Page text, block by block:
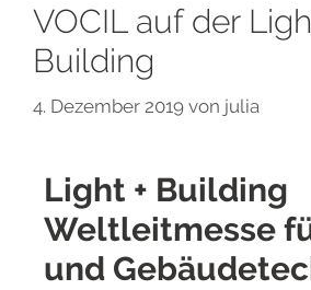
VOCIL auf der
Building
4. Dezember 2019 von julia
Light + Building
Weltleitmesse
und